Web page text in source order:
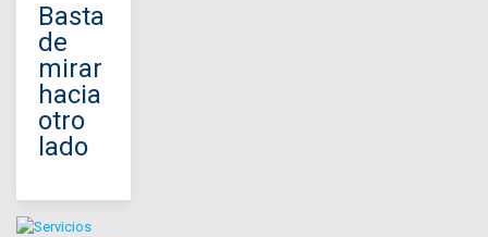
Basta
de
mirar
hacia
otro
lado